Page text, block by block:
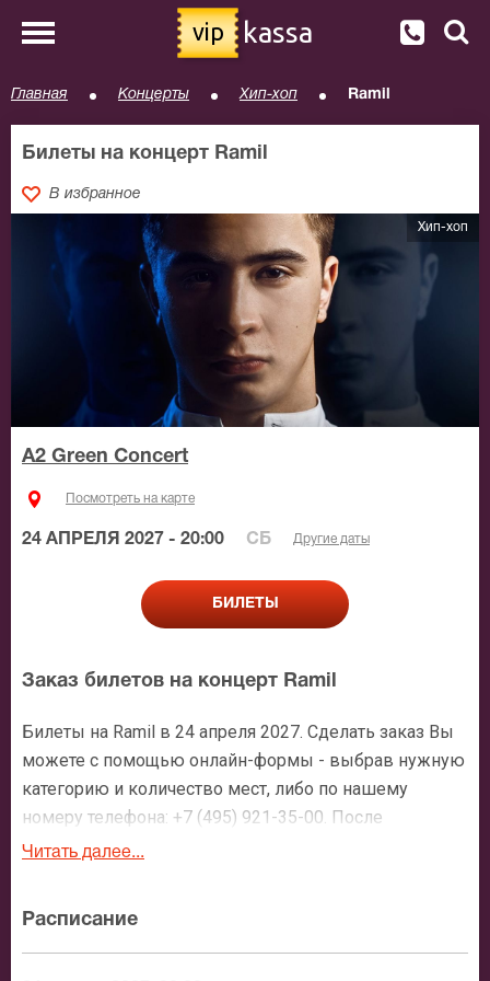
vip kassa
Главная Концерты Хип-хоп Ramil
Билеты на концерт Ramil
В избранное
Хип-хоп
A2 Green Concert
Посмотреть на карте
24 АПРЕЛЯ 2027 - 20:00 СБ Другие даты
БИЛЕТЫ
Заказ билетов на концерт Ramil
Билеты на Ramil в 24 апреля 2027. Сделать заказ Вы
можете с помощью онлайн-формы - выбрав нужную
категорию и количество мест, либо по нашему
номеру телефона: +7 (495) 921-35-00. После
оформления заявки с Вами свяжется персональный
зале, о том как заказать билет и утвердит адрес
доставки.
Читать далее...
Расписание